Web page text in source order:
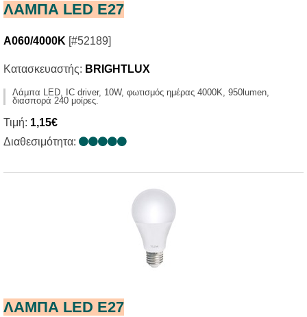
ΛΑΜΠΑ LED E27
A060/4000K [#52189]
Κατασκευαστής: BRIGHTLUX
Λάμπα LED, IC driver, 10W, φωτισμός ημέρας 4000Κ, 950lumen,
διασπορά 240 μοίρες.
Τιμή: 1,15€
Διαθεσιμότητα:
ΛΑΜΠΑ LED E27